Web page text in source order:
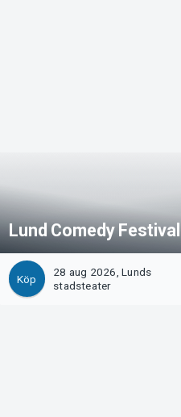
Lund Comedy Festival
Köp
28 aug 2026, Lunds
stadsteater